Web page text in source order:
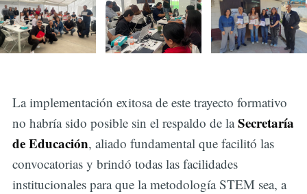
La implementación exitosa de este trayecto formativo
no habría sido posible sin el respaldo de laSecretaría
de Educación, aliado fundamental que facilitó las
convocatorias y brindó todas las facilidades
institucionales para que la metodología STEM sea, a